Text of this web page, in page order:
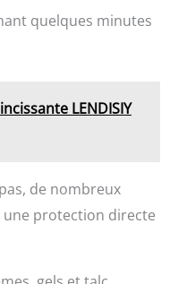
quelques minutes
LENDISIY
de nombreux
protection directe